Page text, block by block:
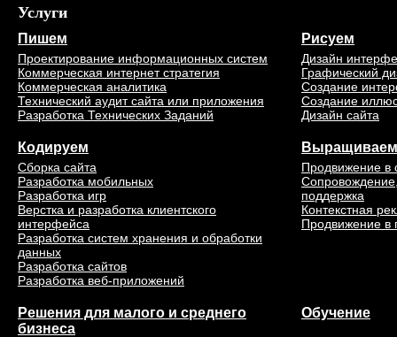
Услуги
Пишем
Проектирование информационных систем
Коммерческая интернет стратегия
Коммерческая аналитика
Технический аудит сайта или приложения
Разработка Технических Заданий
Рисуем
Дизайн
Графический
Создание
Создание
Дизайн сайта
Кодируем
Сборка сайта
Разработка мобильных
Разработка игр
Верстка и разработка клиентского
интерфейса
Разработка систем хранения и обработки
данных
Разработка сайтов
Разработка веб-приложений
Выращиваем
Продвижение в
поддержка
Контекстная
Продвижение в
Решения для малого и среднего
бизнеса
Обучение